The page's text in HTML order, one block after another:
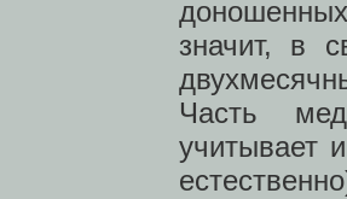
значит, в
Часть
учитывает